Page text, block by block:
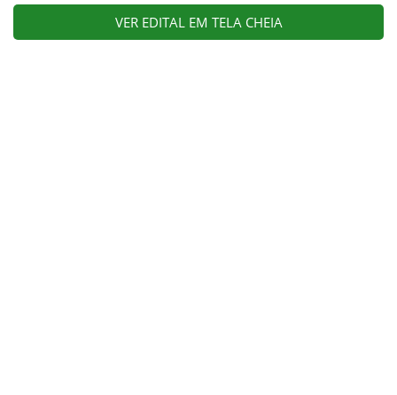
VER EDITAL EM TELA CHEIA